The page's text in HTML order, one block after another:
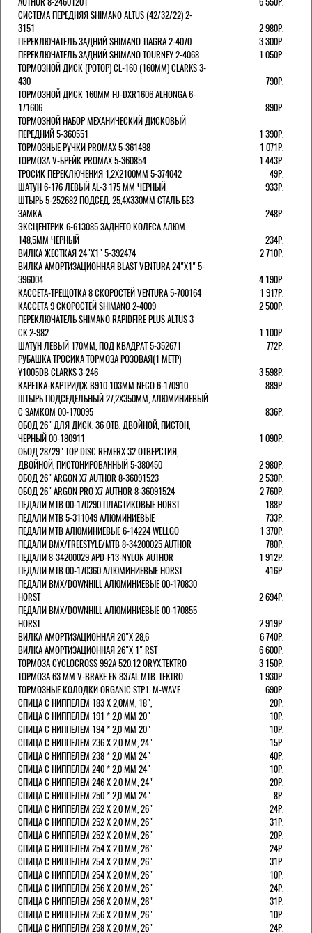
СИСТЕМА ПЕРЕДНЯЯ SHIMANO ALTUS (42/32/22) 2-
3151
2 980Р.
ПЕРЕКЛЮЧАТЕЛЬ ЗАДНИЙ SHIMANO TIAGRA 2-4070
3 300Р.
ПЕРЕКЛЮЧАТЕЛЬ ЗАДНИЙ SHIMANO TOURNEY 2-4068
1 050Р.
ТОРМОЗНОЙ ДИСК (РОТОР) CL-160 (160ММ) CLARKS 3-
430
790Р.
ТОРМОЗНОЙ ДИСК 160ММ HJ-DXR1606 ALHONGA 6-
171606
890Р.
ТОРМОЗНОЙ НАБОР МЕХАНИЧЕСКИЙ ДИСКОВЫЙ
ПЕРЕДНИЙ 5-360551
1 390Р.
ТОРМОЗНЫЕ РУЧКИ PROMAX 5-361498
1 071Р.
ТОРМОЗА V-БРЕЙК PROMAX 5-360854
1 443Р.
ТРОСИК ПЕРЕКЛЮЧЕНИЯ 1,2Х2100ММ 5-374042
49Р.
ШАТУН 6-176 ЛЕВЫЙ AL-3 175 ММ ЧЕРНЫЙ
933Р.
ШТЫРЬ 5-252682 ПОДСЕД. 25,4Х330ММ СТАЛЬ БЕЗ
ЗАМКА
248Р.
ЭКСЦЕНТРИК 6-613085 ЗАДНЕГО КОЛЕСА АЛЮМ.
148,5ММ ЧЕРНЫЙ
234Р.
ВИЛКА ЖЕСТКАЯ 24"Х1" 5-392474
2 710Р.
ВИЛКА АМОРТИЗАЦИОННАЯ BLAST VENTURA 24"Х1" 5-
396004
4 190Р.
КАССЕТА-ТРЕЩОТКА 8 СКОРОСТЕЙ VENTURA 5-700164
1 917Р.
КАССЕТА 9 СКОРОСТЕЙ SHIMANO 2-4009
2 500Р.
ПЕРЕКЛЮЧАТЕЛЬ SHIMANO RAPIDFIRE PLUS ALTUS 3
СК.2-982
1 100Р.
ШАТУН ЛЕВЫЙ 170ММ, ПОД КВАДРАТ 5-352671
772Р.
РУБАШКА ТРОСИКА ТОРМОЗА РОЗОВАЯ(1 МЕТР)
Y1005DB CLARKS 3-246
3 598Р.
КАРЕТКА-КАРТРИДЖ B910 103ММ NECO 6-170910
889Р.
ШТЫРЬ ПОДСЕДЕЛЬНЫЙ 27,2Х350ММ, АЛЮМИНИЕВЫЙ
С ЗАМКОМ 00-170095
836Р.
ОБОД 26" ДЛЯ ДИСК, 36 ОТВ, ДВОЙНОЙ, ПИСТОН,
ЧЕРНЫЙ 00-180911
1 090Р.
ОБОД 28/29" TOP DISC REMERX 32 ОТВЕРСТИЯ,
ДВОЙНОЙ, ПИСТОНИРОВАННЫЙ 5-380450
2 980Р.
ОБОД 26" ARGON X7 AUTHOR 8-36091523
2 530Р.
ОБОД 26" ARGON PRO X7 AUTHOR 8-36091524
2 760Р.
ПЕДАЛИ МТВ 00-170290 ПЛАСТИКОВЫЕ HORST
188Р.
ПЕДАЛИ MTB 5-311049 АЛЮМИНИЕВЫЕ
733Р.
ПЕДАЛИ MTB АЛЮМИНИЕВЫЕ 6-14224 WELLGO
1 370Р.
ПЕДАЛИ BMX/FREESTYLE/MTB 8-34200025 AUTHOR
780Р.
ПЕДАЛИ 8-34200029 APD-F13-NYLON AUTHOR
1 912Р.
ПЕДАЛИ МТВ 00-170360 АЛЮМИНИЕВЫЕ HORST
416Р.
ПЕДАЛИ BMX/DOWNHILL АЛЮМИНИЕВЫЕ 00-170830
HORST
2 694Р.
ПЕДАЛИ BMX/DOWNHILL АЛЮМИНИЕВЫЕ 00-170855
HORST
2 919Р.
ВИЛКА АМОРТИЗАЦИОННАЯ 20"Х 28,6
6 740Р.
ВИЛКА АМОРТИЗАЦИОННАЯ 26"Х 1" RST
6 600Р.
ТОРМОЗА CYCLOCROSS 992А 520.12 ORYX.TEKTRO
3 150Р.
ТОРМОЗА 63 ММ V-BRAKE EN 837AL MTB. TEKTRO
1 930Р.
ТОРМОЗНЫЕ КОЛОДКИ ORGANIC STP1. M-WAVE
690Р.
СПИЦА С НИППЕЛЕМ 183 Х 2,0ММ, 18",
20Р.
СПИЦА С НИППЕЛЕМ 191 * 2,0 ММ 20"
10Р.
СПИЦА С НИППЕЛЕМ 194 * 2,0 ММ 20"
10Р.
СПИЦА С НИППЕЛЕМ 236 Х 2,0 ММ, 24"
15Р.
СПИЦА С НИППЕЛЕМ 238 * 2,0 ММ 24"
40Р.
СПИЦА С НИППЕЛЕМ 240 * 2,0 ММ 24"
10Р.
СПИЦА С НИППЕЛЕМ 246 Х 2,0 ММ, 24"
20Р.
СПИЦА С НИППЕЛЕМ 250 * 2,0 ММ 24"
8Р.
СПИЦА С НИППЕЛЕМ 252 Х 2,0 ММ, 26"
24Р.
СПИЦА С НИППЕЛЕМ 252 Х 2,0 ММ, 26"
31Р.
СПИЦА С НИППЕЛЕМ 252 Х 2,0 ММ, 26"
20Р.
СПИЦА С НИППЕЛЕМ 254 Х 2,0 ММ, 26"
24Р.
СПИЦА С НИППЕЛЕМ 254 Х 2,0 ММ, 26"
31Р.
СПИЦА С НИППЕЛЕМ 254 Х 2,0 ММ, 26"
10Р.
СПИЦА С НИППЕЛЕМ 256 Х 2,0 ММ, 26"
24Р.
СПИЦА С НИППЕЛЕМ 256 Х 2,0 ММ, 26"
31Р.
СПИЦА С НИППЕЛЕМ 256 Х 2,0 ММ, 26"
10Р.
СПИЦА С НИППЕЛЕМ 258 Х 2,0 ММ, 26"
24Р.